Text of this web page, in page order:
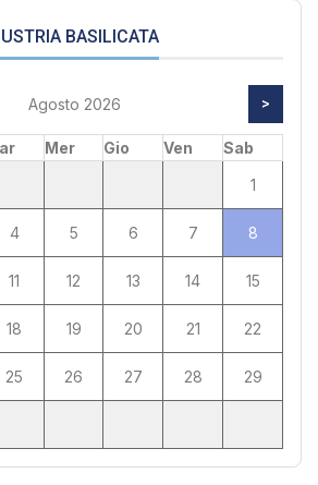
BASILICATA
Agosto 2026 >
Mer Gio Ven
Sab
1
4 5 6 7 8
11 12 13 14 15
18 19 20 21 22
25 26 27 28 29